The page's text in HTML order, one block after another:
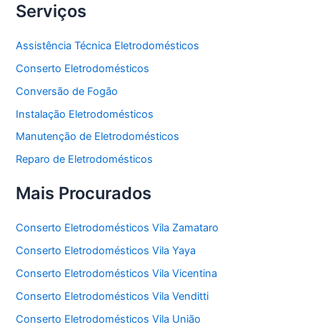
Serviços
Assistência Técnica Eletrodomésticos
Conserto Eletrodomésticos
Conversão de Fogão
Instalação Eletrodomésticos
Manutenção de Eletrodomésticos
Reparo de Eletrodomésticos
Mais Procurados
Conserto Eletrodomésticos Vila Zamataro
Conserto Eletrodomésticos Vila Yaya
Conserto Eletrodomésticos Vila Vicentina
Conserto Eletrodomésticos Vila Venditti
Conserto Eletrodomésticos Vila União